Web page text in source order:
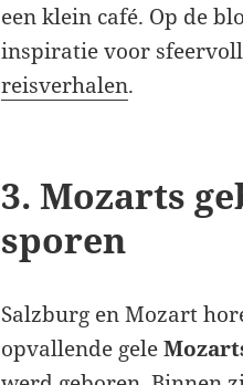
een klein café. Op de
inspiratie voor
reisverhalen.
3. Mozarts
sporen
Salzburg en Mozart
opvallende gele